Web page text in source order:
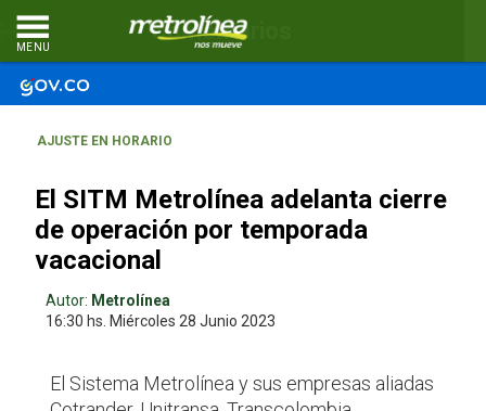
MENU
AJUSTE EN HORARIO
El SITM Metrolínea adelanta cierre
de operación por temporada
vacacional
Autor: Metrolínea
16:30 hs. Miércoles 28 Junio 2023
El Sistema Metrolínea y sus empresas aliadas
Comentarios